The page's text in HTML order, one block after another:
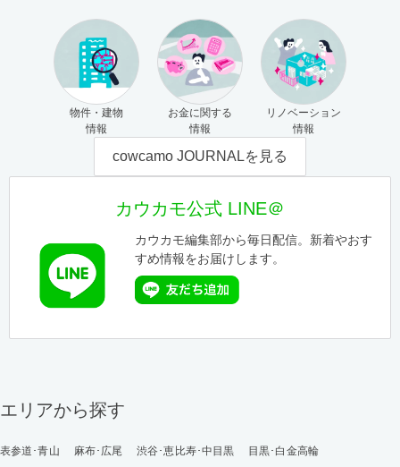
物件・建物
情報
お金に関する
情報
リノベーション
情報
cowcamo JOURNALを見る
カウカモ公式 LINE＠
カウカモ編集部から毎日配信。新着やおす
すめ情報をお届けします。
エリアから探す
表参道･青山 麻布･広尾 渋谷･恵比寿･中目黒
目黒･白金高輪